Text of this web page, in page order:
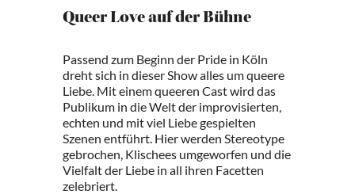
Queer Love auf der Bühne
Passend zum Beginn der Pride in Köln
dreht sich in dieser Show alles um queere
Liebe. Mit einem queeren Cast wird das
Publikum in die Welt der improvisierten,
echten und mit viel Liebe gespielten
Szenen entführt. Hier werden Stereotype
gebrochen, Klischees umgeworfen und die
Vielfalt der Liebe in all ihren Facetten
zelebriert.